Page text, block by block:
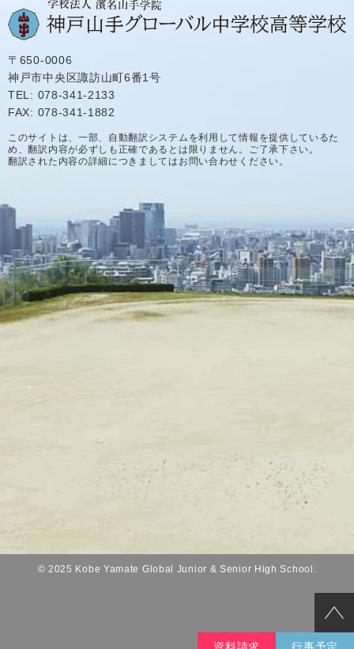
〒650-0006
神戸市中央区諏訪山町6番1号
TEL: 078-341-2133
FAX: 078-341-1882
このサイトは、一部、自動翻訳システムを利用して情報を提供しているた
め、翻訳内容が必ずしも正確であるとは限りません。ご了承下さい。
翻訳された内容の詳細につきましてはお問い合わせください。
© 2025 Kobe Yamate Global Junior & Senior High School.